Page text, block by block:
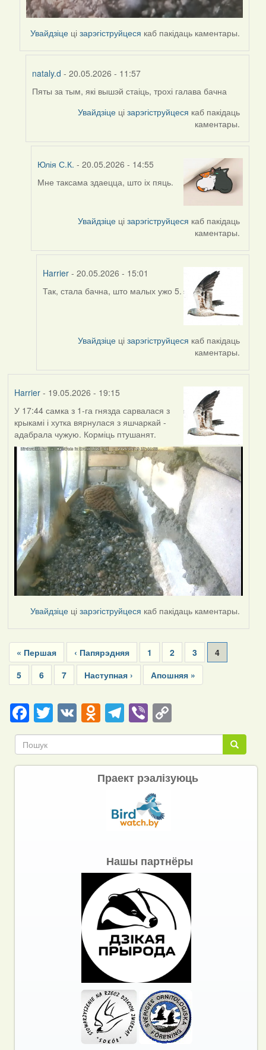
Увайдзіце цізарэгіструйцеся каб пакідаць каментары.
nataly.d - 20.05.2026 - 11:57
In
nataly.d
Пяты за тым, які вышэй стаіць, трохі галава бачна
Увайдзіце цізарэгіструйцеся каб пакідаць
каментары.
Юлія С.К. - 20.05.2026 - 14:55
In
Мне таксама здаецца, што іх пяць.
Увайдзіце цізарэгіструйцеся каб пакідаць
каментары.
Harrier - 20.05.2026 - 15:01
In
Так, стала бачна, што малых ужо 5.
Увайдзіце цізарэгіструйцеся каб пакідаць
каментары.
Harrier- 19.05.2026 - 19:15
У 17:44 самка з 1-га гнязда сарвалася з
крыкамі і хутка вярнулася з яшчаркай -
адабрала чужую. Корміць птушанят.
Увайдзіце цізарэгіструйцеся каб пакідаць каментары.
Pagination
First
page
« Першая
Previous
page
‹ Папярэдняя Page
1 Page
2 Page
3
Current
page
4
Page
5 Page
6 Page
7
Next
page
Наступная ›
Last
page
Апошняя »
Facebook
Twitter
VKOdnoklassniki
Telegram
ViberCopy
Link Пошук
Пошук
Праект рэалізуюць
Нашы партнёры